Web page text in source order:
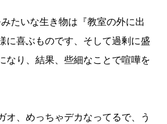
たいな生き物は『教室の外に出
に喜ぶものです、そして過剰に盛
なり、結果、些細なことで喧嘩を
オ、めっちゃデカなってるで、う